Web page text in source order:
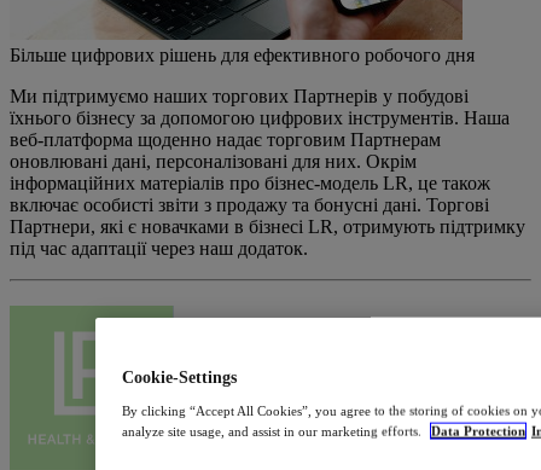
Більше цифрових рішень для ефективного робочого дня
Ми підтримуємо наших торгових Партнерів у побудові
їхнього бізнесу за допомогою цифрових інструментів. Наша
веб-платформа щоденно надає торговим Партнерам
оновлювані дані, персоналізовані для них. Окрім
інформаційних матеріалів про бізнес-модель LR, це також
включає особисті звіти з продажу та бонусні дані. Торгові
Партнери, які є новачками в бізнесі LR, отримують підтримку
під час адаптації через наш додаток.
Cookie-Settings
By clicking “Accept All Cookies”, you agree to the storing of cookies on
analyze site usage, and assist in our marketing efforts.
Data Protection